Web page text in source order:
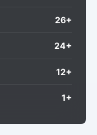
26+
24+
12+
1+